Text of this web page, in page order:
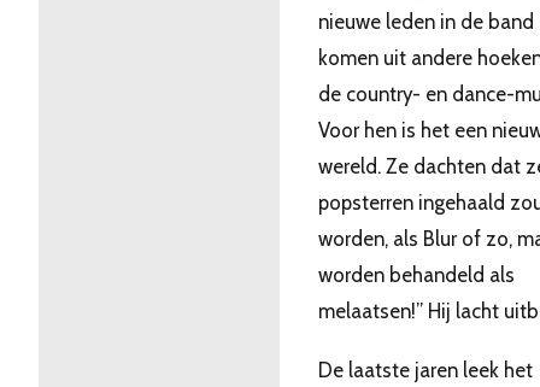
nieuwe leden in de band
komen uit andere
de country- en dance-
Voor hen is het een
wereld. Ze dachten dat
popsterren ingehaald
worden, als Blur of zo,
worden behandeld als
melaatsen!” Hij lacht
De laatste jaren leek het